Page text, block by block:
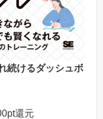
続けるダッシュボ
還元